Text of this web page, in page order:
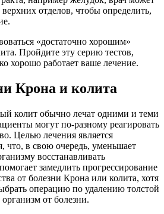
отделов, чтобы определить,
«достаточно хорошим»
Пройдите эту серию тестов,
хорошо работает ваше лечение.
Крона и колита
колит обычно лечат одними и теми
могут по-разному реагировать
Целью лечения является
что, в свою очередь, уменьшает
восстанавливать
замедлить прогрессирование
от болезни Крона или колита, хотя
операцию по удалению толстой
от болезни.